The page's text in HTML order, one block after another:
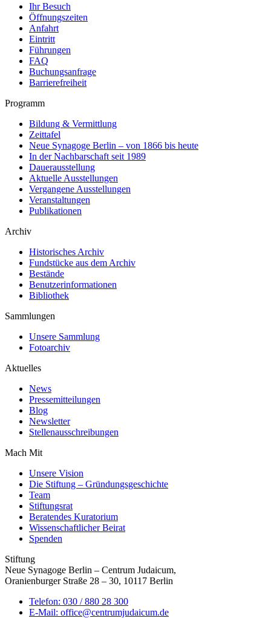
Ihr Besuch
Öffnungszeiten
Anfahrt
Eintritt
Führungen
FAQ
Buchungsanfrage
Barrierefreiheit
Programm
Bildung & Vermittlung
Zeittafel
Neue Synagoge Berlin – von 1866 bis heute
In der Nachbarschaft seit 1989
Dauerausstellung
Aktuelle Ausstellungen
Vergangene Ausstellungen
Veranstaltungen
Publikationen
Archiv
Historisches Archiv
Fundstücke aus dem Archiv
Bestände
Benutzerinformationen
Bibliothek
Sammlungen
Unsere Sammlung
Fotoarchiv
Aktuelles
News
Pressemitteilungen
Blog
Newsletter
Stellenausschreibungen
Mach Mit
Unsere Vision
Die Stiftung – Gründungsgeschichte
Team
Stiftungsrat
Beratendes Kuratorium
Wissenschaftlicher Beirat
Spenden
Stiftung
Neue Synagoge Berlin – Centrum Judaicum,
Oranienburger Straße 28 – 30, 10117 Berlin
Telefon: 030 / 880 28 300
E-Mail: office@centrumjudaicum.de